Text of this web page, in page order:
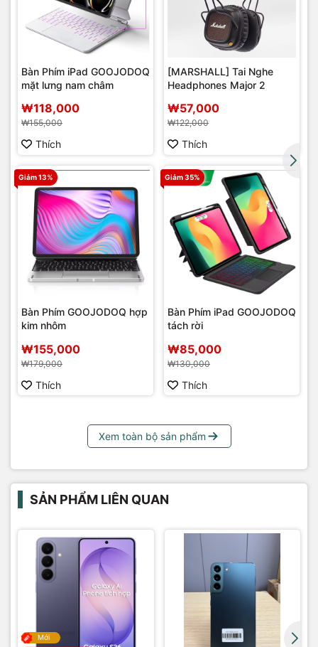
Bàn Phím iPad GOOJODOQ
mặt lưng nam châm
₩118,000
₩155,000
Thích
[MARSHALL] Tai Nghe
Headphones Major 2
₩57,000
₩122,000
Thích
Giảm 13%
Bàn Phím GOOJODOQ hợp
kim nhôm
₩155,000
₩179,000
Thích
Giảm 35%
Bàn Phím iPad GOOJODOQ
tách rời
₩85,000
₩130,000
Thích
Xem toàn bộ sản phẩm
SẢN PHẨM LIÊN QUAN
Mới